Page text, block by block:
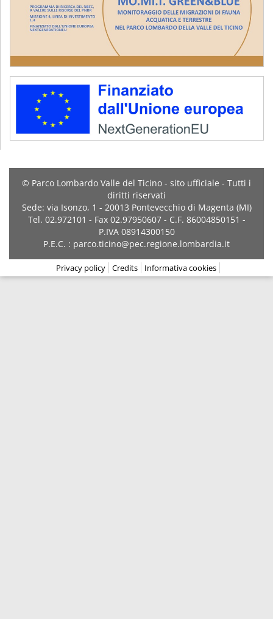
© Parco Lombardo Valle del Ticino - sito ufficiale - Tutti i
diritti riservati
Sede: via Isonzo, 1 - 20013 Pontevecchio di Magenta (MI)
Tel. 02.972101 - Fax 02.97950607 - C.F. 86004850151 -
P.IVA 08914300150
P.E.C. : parco.ticino@pec.regione.lombardia.it
Privacy policy Credits Informativa cookies